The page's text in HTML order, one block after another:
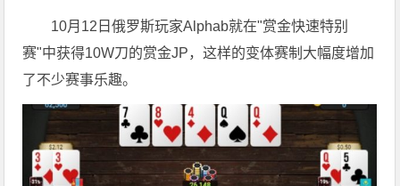
10月12日俄罗斯玩家Alphab就在"赏金快速特别
赛"中获得10W刀的赏金JP，这样的变体赛制大幅度增加
了不少赛事乐趣。